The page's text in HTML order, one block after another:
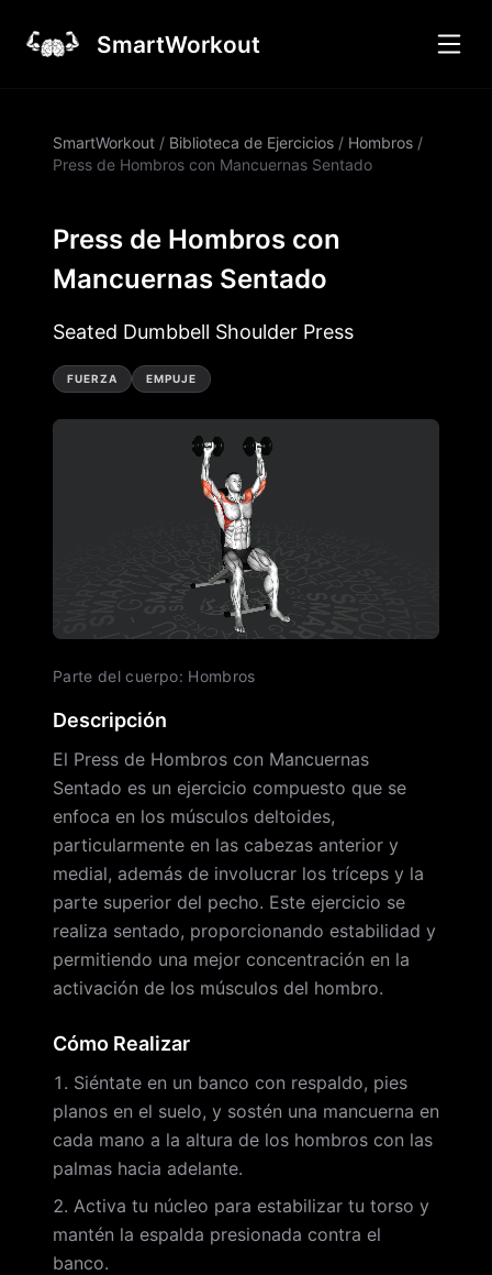
SmartWorkout
SmartWorkout / Biblioteca de Ejercicios / Hombros /
Press de Hombros con Mancuernas Sentado
Press de Hombros con
Mancuernas Sentado
Seated Dumbbell Shoulder Press
FUERZA EMPUJE
Parte del cuerpo: Hombros
Descripción
El Press de Hombros con Mancuernas
Sentado es un ejercicio compuesto que se
enfoca en los músculos deltoides,
particularmente en las cabezas anterior y
medial, además de involucrar los tríceps y la
parte superior del pecho. Este ejercicio se
realiza sentado, proporcionando estabilidad y
permitiendo una mejor concentración en la
activación de los músculos del hombro.
Cómo Realizar
Siéntate en un banco con respaldo, pies
planos en el suelo, y sostén una mancuerna en
cada mano a la altura de los hombros con las
palmas hacia adelante.
Activa tu núcleo para estabilizar tu torso y
mantén la espalda presionada contra el
banco.